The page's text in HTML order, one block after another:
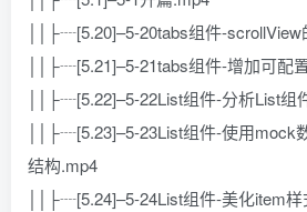
││├┈[5.20]–5-20tabs组件-
││├┈[5.21]–5-21tabs组件-增加可配
││├┈[5.22]–5-22List组件-分析List组
││├┈[5.23]–5-23List组件-使用mock
结构.mp4
││├┈[5.24]–5-24List组件-美化item